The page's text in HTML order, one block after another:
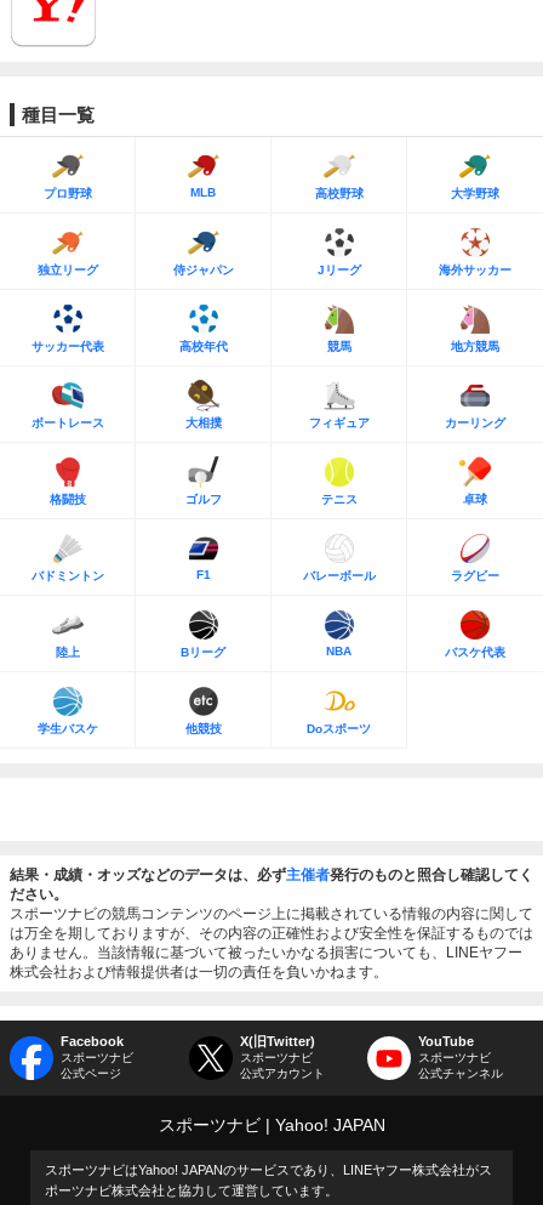
種目一覧
プロ野球 MLB 高校野球 大学野球
独立リーグ 侍ジャパン Jリーグ 海外サッカー
サッカー代表 高校年代 競馬 地方競馬
ボートレース 大相撲 フィギュア カーリング
格闘技 ゴルフ テニス 卓球
バドミントン F1 バレーボール ラグビー
陸上 Bリーグ NBA バスケ代表
学生バスケ 他競技 Doスポーツ
結果・成績・オッズなどのデータは、必ず主催者発行のものと照合し確認してく
ださい。
スポーツナビの競馬コンテンツのページ上に掲載されている情報の内容に関して
は万全を期しておりますが、その内容の正確性および安全性を保証するものでは
ありません。当該情報に基づいて被ったいかなる損害についても、LINEヤフー
株式会社および情報提供者は一切の責任を負いかねます。
Facebook
スポーツナビ
公式ページ
X(旧Twitter)
スポーツナビ
公式アカウント
YouTube
スポーツナビ
公式チャンネル
スポーツナビ Yahoo! JAPAN
スポーツナビはYahoo! JAPANのサービスであり、LINEヤフー株式会社がス
ポーツナビ株式会社と協力して運営しています。